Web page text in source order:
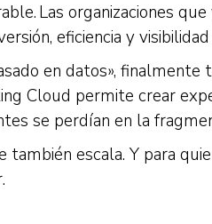
Las organizaciones
eficiencia y
en datos»,
Cloud permite crear
se perdían en la
escala. Y para